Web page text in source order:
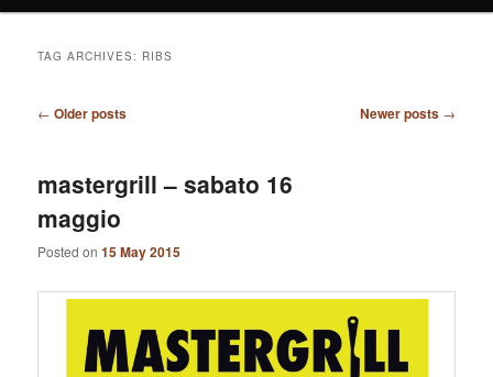
TAG ARCHIVES: RIBS
Post
← Older posts Newer posts →
mastergrill – sabato 16
maggio
Posted on15 May 2015